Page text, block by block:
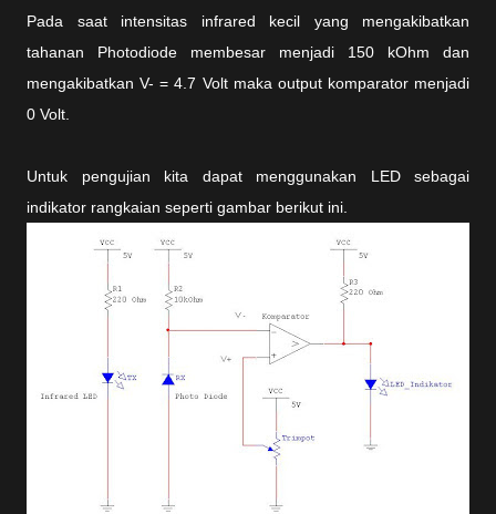
Pada saat intensitas infrared kecil yang mengakibatkan
tahanan Photodiode membesar menjadi 150 kOhm dan
mengakibatkan V- = 4.7 Volt maka output komparator menjadi
0 Volt.
Untuk pengujian kita dapat menggunakan LED sebagai
indikator rangkaian seperti gambar berikut ini.